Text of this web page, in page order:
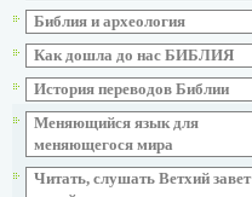
Библия и археология
Как дошла до нас БИБЛИЯ
История переводов Библии
Меняющийся язык для
меняющегося мира
Читать, слушать Ветхий завет